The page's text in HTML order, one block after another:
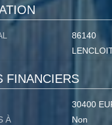
86140
FINANCIERS
30400
À
Non